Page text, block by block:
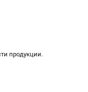
продукции.